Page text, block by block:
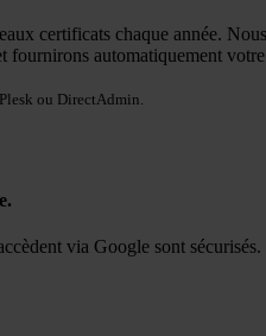
certificats chaque année.
automatiquement
ou DirectAdmin.
via Google sont